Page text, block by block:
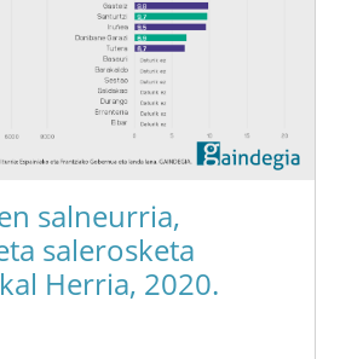
salneurria,
salerosketa
Herria, 2020.